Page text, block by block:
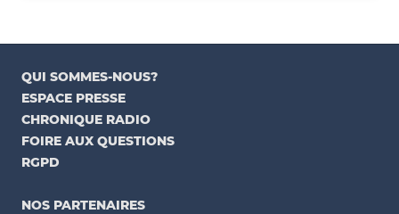
QUI SOMMES-NOUS?
ESPACE PRESSE
CHRONIQUE RADIO
FOIRE AUX QUESTIONS
RGPD
NOS PARTENAIRES